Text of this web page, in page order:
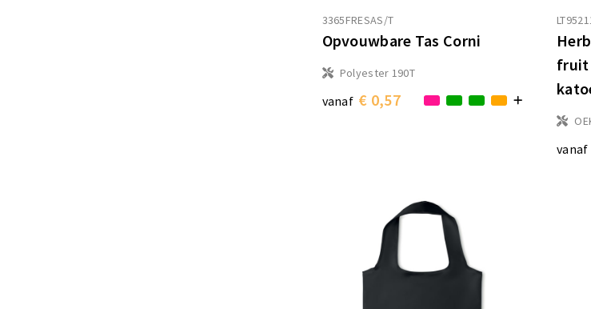
3365FRESAS/T
Opvouwbare Tas Corni
Polyester 190T
vanaf € 0,57
fruit
vanaf